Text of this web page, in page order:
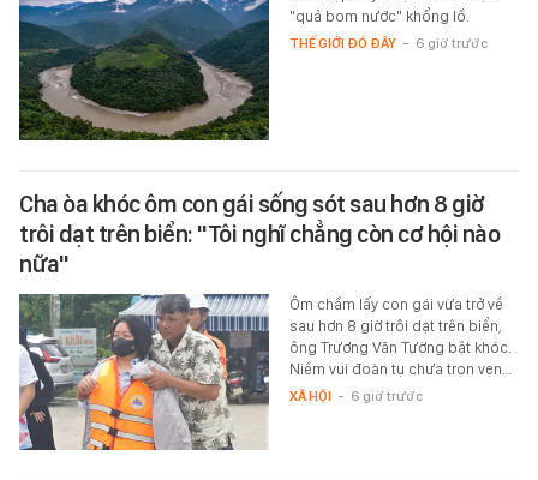
"quả bom nước" khổng lồ.
THẾ GIỚI ĐÓ ĐÂY - 6 giờ trước
Cha òa khóc ôm con gái sống sót sau hơn 8 giờ
trôi dạt trên biển: "Tôi nghĩ chẳng còn cơ hội nào
nữa"
Ôm chầm lấy con gái vừa trở về
sau hơn 8 giờ trôi dạt trên biển,
ông Trương Văn Tường bật khóc.
Niềm vui đoàn tụ chưa trọn vẹn…
XÃ HỘI - 6 giờ trước